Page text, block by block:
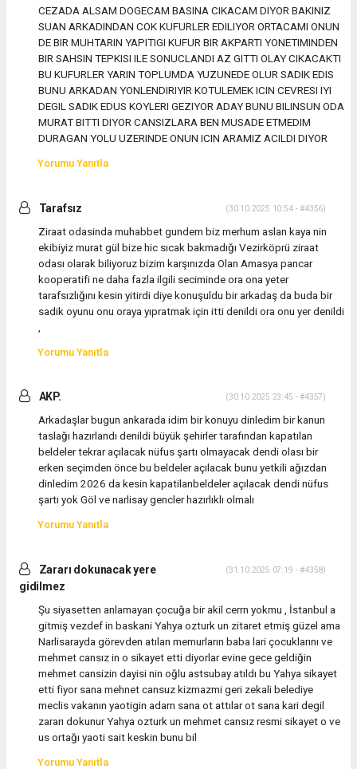
CEZADA ALSAM DOGECAM BASINA CIKACAM DIYOR BAKINIZ
SUAN ARKADINDAN COK KUFURLER EDILIYOR ORTACAMI ONUN
DE BIR MUHTARIN YAPITIGI KUFUR BIR AKPARTI YONETIMINDEN
BIR SAHSIN TEPKISI ILE SONUCLANDI AZ GITTI OLAY CIKACAKTI
BU KUFURLER YARIN TOPLUMDA YUZUNEDE OLUR SADIK EDIS
BUNU ARKADAN YONLENDIRIYIR KOTULEMEK ICIN CEVRESI IYI
DEGIL SADIK EDUS KOYLERI GEZIYOR ADAY BUNU BILINSUN ODA
MURAT BITTI DIYOR CANSIZLARA BEN MUSADE ETMEDIM
DURAGAN YOLU UZERINDE ONUN ICIN ARAMIZ ACILDI DIYOR
Yorumu Yanıtla
Tarafsız (30.10.2025 10:54 - #4356)
Ziraat odasinda muhabbet gundem biz merhum aslan kaya nin
ekibiyiz murat gül bize hic sıcak bakmadığı Vezirköprü ziraat
odası olarak biliyoruz bizim karşınızda Olan Amasya pancar
kooperatifi ne daha fazla ilgili seciminde ora ona yeter
tarafsızlığını kesin yitirdi diye konuşuldu bir arkadaş da buda bir
sadik oyunu onu oraya yıpratmak için itti denildi ora onu yer denildi
Yorumu Yanıtla
AKP. (30.10.2025 23:45 - #4357)
Arkadaşlar bugun ankarada idim bir konuyu dinledim bir kanun
taslağı hazırlandı denildi büyük şehirler tarafından kapatılan
beldeler tekrar açılacak nüfus şartı olmayacak dendi olası bir
erken seçimden önce bu beldeler açılacak bunu yetkili ağızdan
dinledim 2026 da kesin kapatilanbeldeler açılacak dendi nüfus
şartı yok Göl ve narlisay gencler hazırlıklı olmalı
Yorumu Yanıtla
Zararı dokunacak yere
gidilmez
(31.10.2025 07:19 - #4358)
Şu siyasetten anlamayan çocuğa bir akil cerrn yokmu , İstanbul a
gitmiş vezdef in baskani Yahya ozturk un zitaret etmiş güzel ama
Narlisarayda görevden atılan memurların baba lari çocuklarını ve
mehmet cansız in o sikayet etti diyorlar evine gece geldiğin
mehmet cansizin dayisi nin oğlu astsubay atıldı bu Yahya sikayet
etti fiyor sana mehnet cansuz kizmazmi geri zekali belediye
meclis vakanın yaotigin adam sana ot attılar ot sana kari degil
zararı dokunur Yahya ozturk un mehmet cansız resmi sikayet o ve
us ortağı yaoti sait keskin bunu bil
Yorumu Yanıtla